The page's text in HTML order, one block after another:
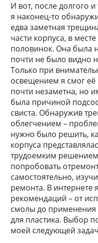
И вот, после долгого
я наконец-то
едва заметная
части корпуса, в
половинок. Она была
почти не было видно
Только при
освещением я смог
почти незаметна, но
была причиной
свиста. Обнаружив
облегчением –
нужно было решить,
корпуса
трудоемким
попробовать
самостоятельно,
ремонта. В
рекомендаций – от
смолы до применения
для пластика. Выбор
моей следующей